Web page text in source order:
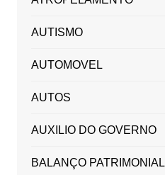
AUTISMO
AUTOMOVEL
AUTOS
AUXILIO DO GOVERNO
BALANÇO PATRIMONIAL